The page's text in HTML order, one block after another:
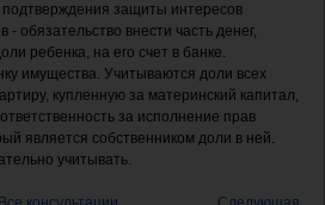
подтверждения защиты интересов
обязательство внести часть денег,
ребенка, на его счет в банке.
имущества. Учитываются доли всех
купленную за материнский капитал,
за исполнение прав
является собственником доли в ней.
учитывать.